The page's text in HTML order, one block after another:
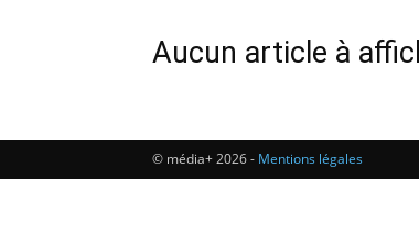
Aucun article à
© média+ 2026 - Mentions légales